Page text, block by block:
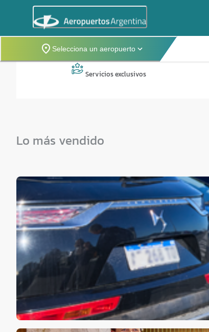
Selecciona un aeropuerto
Servicios exclusivos
Lo más vendido